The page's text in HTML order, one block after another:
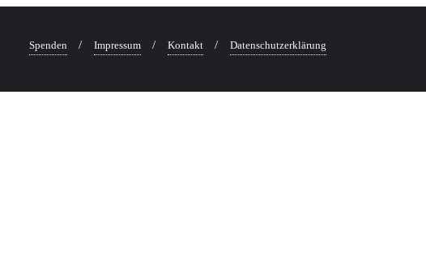
Spenden Impressum Kontakt Datenschutzerklärung